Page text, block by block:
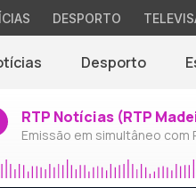
DESPORTO
Desporto
RTP Notícias (RTP
Emissão em simultâneo com